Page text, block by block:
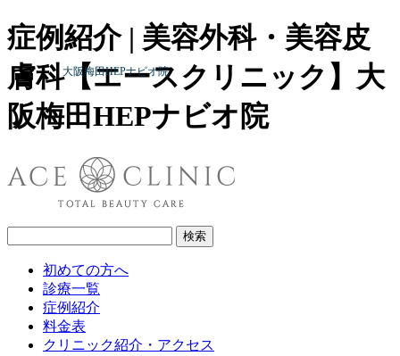
症例紹介 | 美容外科・美容皮
膚科【エースクリニック】大
阪梅田HEPナビオ院
大阪梅田HEPナビオ院
検索
初めての方へ
診療一覧
症例紹介
料金表
クリニック紹介・アクセス